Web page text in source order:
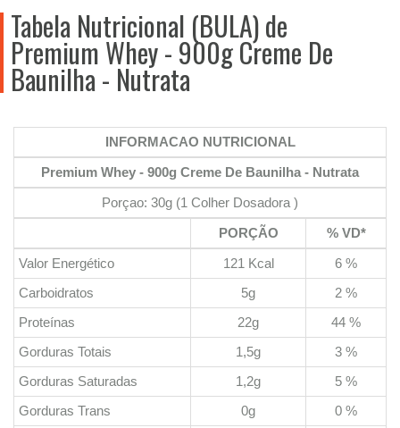
Tabela Nutricional (BULA) de
Premium Whey - 900g Creme De
Baunilha - Nutrata
INFORMACAO NUTRICIONAL
Premium Whey - 900g Creme De Baunilha - Nutrata
Porçao: 30g (1 Colher Dosadora )
PORÇÃO
% VD*
Valor Energético
121 Kcal
6 %
Carboidratos
5g
2 %
Proteínas
22g
44 %
Gorduras Totais
1,5g
3 %
Gorduras Saturadas
1,2g
5 %
Gorduras Trans
0g 0 %